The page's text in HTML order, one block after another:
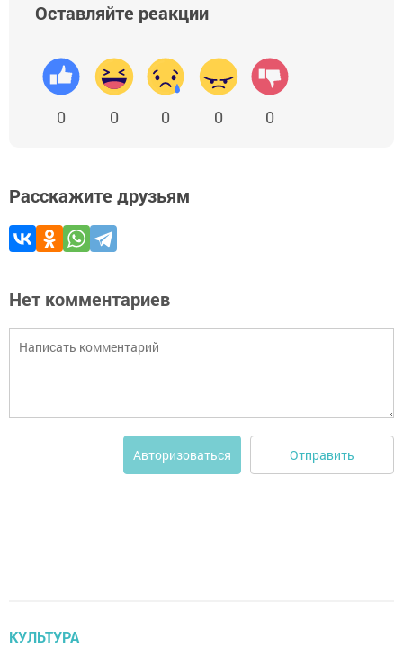
Оставляйте реакции
0 0 0 0 0
Расскажите друзьям
Нет комментариев
Авторизоваться Отправить
КУЛЬТУРА